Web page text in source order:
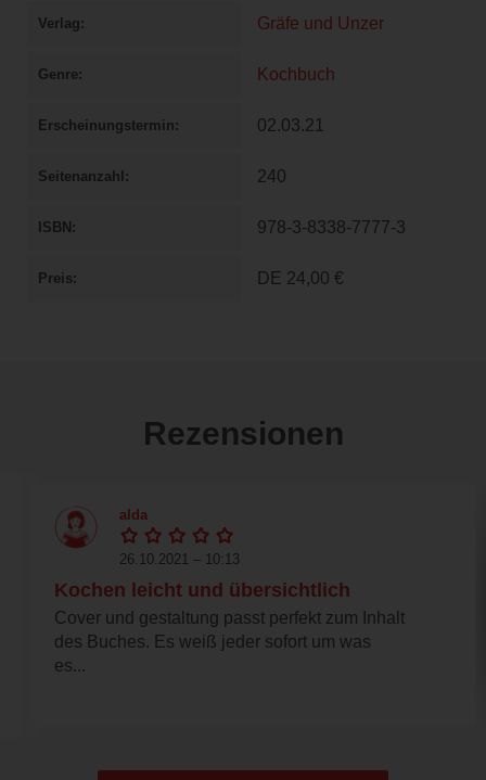
Verlag Gräfe und Unzer
Genre Kochbuch
Erscheinungstermin 02.03.21
Seitenanzahl 240
ISBN 978-3-8338-7777-3
Preis DE 24,00 €
Rezensionen
alda
26.10.2021 – 10:13
Kochen leicht und übersichtlich
Cover und gestaltung passt perfekt zum Inhalt
des Buches. Es weiß jeder sofort um was
es...